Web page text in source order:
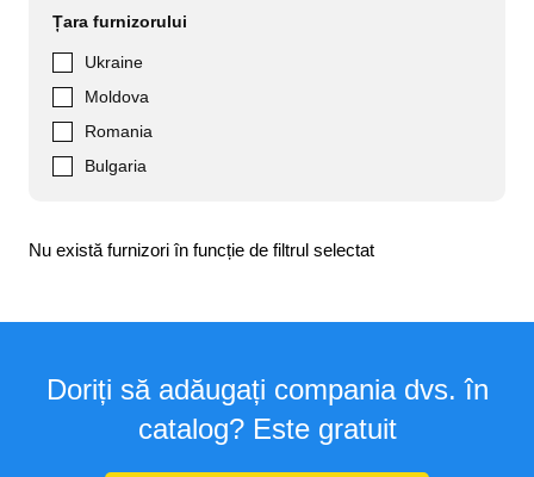
Țara furnizorului
Ukraine
Moldova
Romania
Bulgaria
Nu există furnizori în funcție de filtrul selectat
Doriți să adăugați compania dvs. în
catalog? Este gratuit